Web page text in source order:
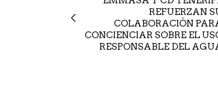
REFUERZAN
COLABORACIÓN
CONCIENCIAR SOBRE EL
RESPONSABLE DEL